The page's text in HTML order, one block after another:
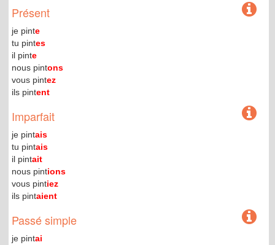
Présent
je pinte
tu pintes
il pinte
nous pintons
vous pintez
ils pintent
Imparfait
je pintais
tu pintais
il pintait
nous pintions
vous pintiez
ils pintaient
Passé simple
je pintai